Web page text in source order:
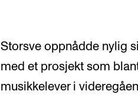
Storsve oppnådde nylig
med et prosjekt som
musikkelever i